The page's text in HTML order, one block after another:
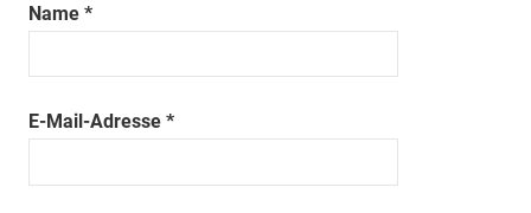
Name *
E-Mail-Adresse *